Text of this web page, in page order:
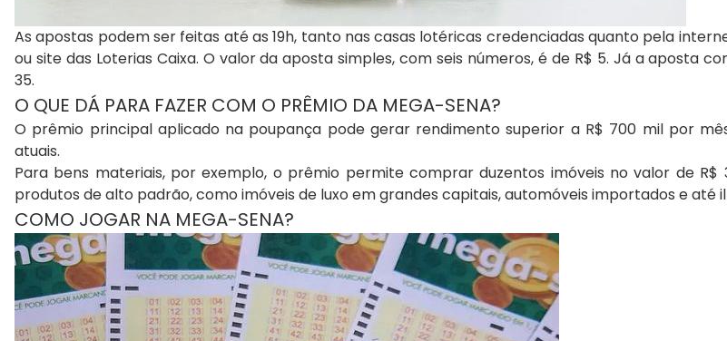
As apostas podem ser feitas até as 19h, tanto nas casas lotéricas credenciadas quanto pela
ou site das Loterias Caixa. O valor da aposta simples, com seis números, é de R$ 5. Já a aposta
35.
O QUE DÁ PARA FAZER COM O PRÊMIO DA MEGA-SENA?
O prêmio principal aplicado na poupança pode gerar rendimento superior a R$ 700 mil por
atuais.
Para bens materiais, por exemplo, o prêmio permite comprar duzentos imóveis no valor de R$
produtos de alto padrão, como imóveis de luxo em grandes capitais, automóveis importados e até
COMO JOGAR NA MEGA-SENA?